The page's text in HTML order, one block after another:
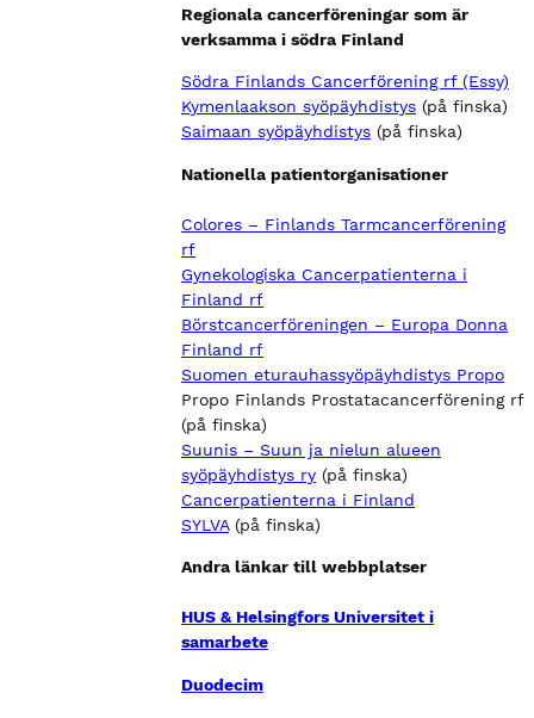
Regionala cancerföreningar som är
verksamma i södra Finland
Södra Finlands Cancerförening rf (Essy)
Kymenlaakson syöpäyhdistys (på finska)
Saimaan syöpäyhdistys (på finska)
Nationella patientorganisationer
Colores – Finlands Tarmcancerförening
rf
Gynekologiska Cancerpatienterna i
Finland rf
Börstcancerföreningen – Europa Donna
Finland rf
Suomen eturauhassyöpäyhdistys Propo
Propo Finlands Prostatacancerförening rf
(på finska)
Suunis – Suun ja nielun alueen
syöpäyhdistys ry (på finska)
Cancerpatienterna i Finland
SYLVA(på finska)
Andra länkar till webbplatser
HUS & Helsingfors Universitet i
samarbete
Duodecim